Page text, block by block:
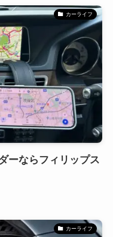
カーライフ
ーならフィリップス
カーライフ